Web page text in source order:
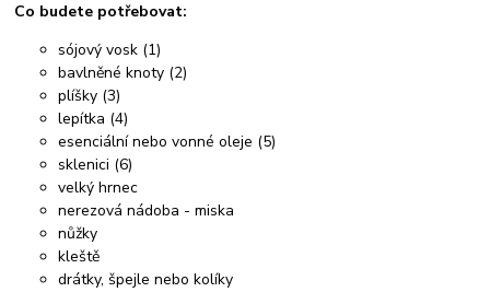
Co budete potřebovat:
sójový vosk (1)
bavlněné knoty (2)
plíšky (3)
lepítka (4)
esenciální nebo vonné oleje (5)
sklenici (6)
velký hrnec
nerezová nádoba - miska
nůžky
kleště
drátky, špejle nebo kolíky